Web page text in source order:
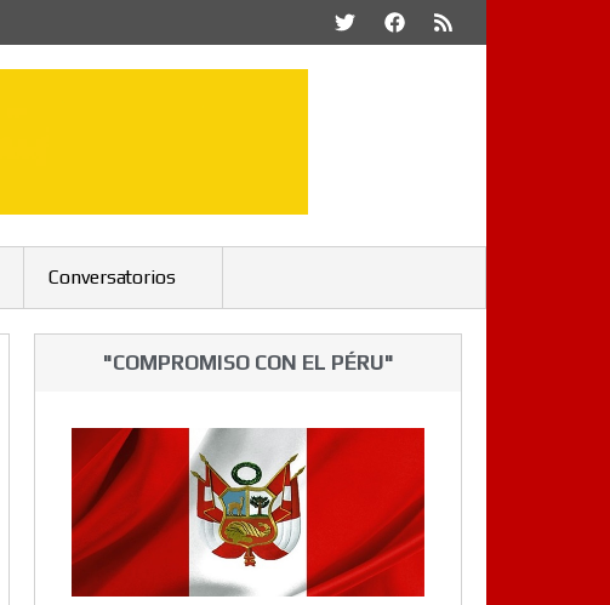
Conversatorios
"COMPROMISO CON EL PÉRU"